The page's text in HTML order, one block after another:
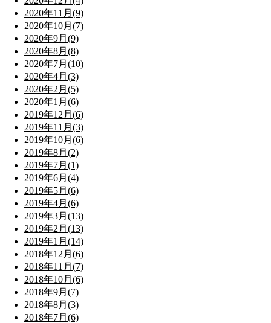
2020年11月(9)
2020年10月(7)
2020年9月(9)
2020年8月(8)
2020年7月(10)
2020年4月(3)
2020年2月(5)
2020年1月(6)
2019年12月(6)
2019年11月(3)
2019年10月(6)
2019年8月(2)
2019年7月(1)
2019年6月(4)
2019年5月(6)
2019年4月(6)
2019年3月(13)
2019年2月(13)
2019年1月(14)
2018年12月(6)
2018年11月(7)
2018年10月(6)
2018年9月(7)
2018年8月(3)
2018年7月(6)